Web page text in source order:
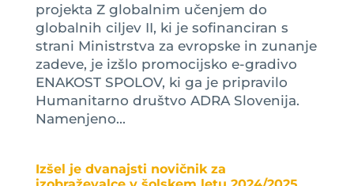
projekta Z globalnim učenjem do
globalnih ciljev II, ki je sofinanciran s
strani Ministrstva za evropske in zunanje
zadeve, je izšlo promocijsko e-gradivo
ENAKOST SPOLOV, ki ga je pripravilo
Humanitarno društvo ADRA Slovenija.
Namenjeno...
Izšel je dvanajsti novičnik za